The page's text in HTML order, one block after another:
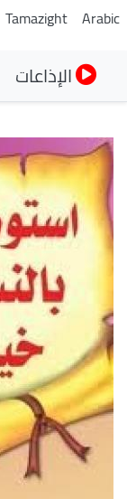
Arabic
Tamazight
الإذاعات